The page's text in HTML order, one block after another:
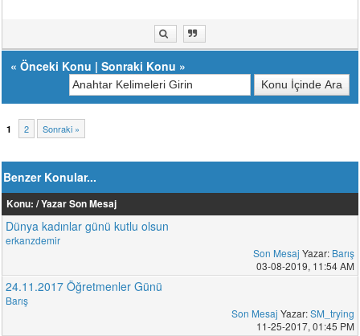
«Önceki Konu |Sonraki Konu »
1 2 Sonraki »
Benzer Konular...
Konu: / YazarSon Mesaj
Dünya kadınlar günü kutlu olsun
erkanzdemir
Son Mesaj Yazar: Barış
03-08-2019, 11:54 AM
24.11.2017 Öğretmenler Günü
Barış
Son Mesaj Yazar:SM_trying
11-25-2017, 01:45 PM